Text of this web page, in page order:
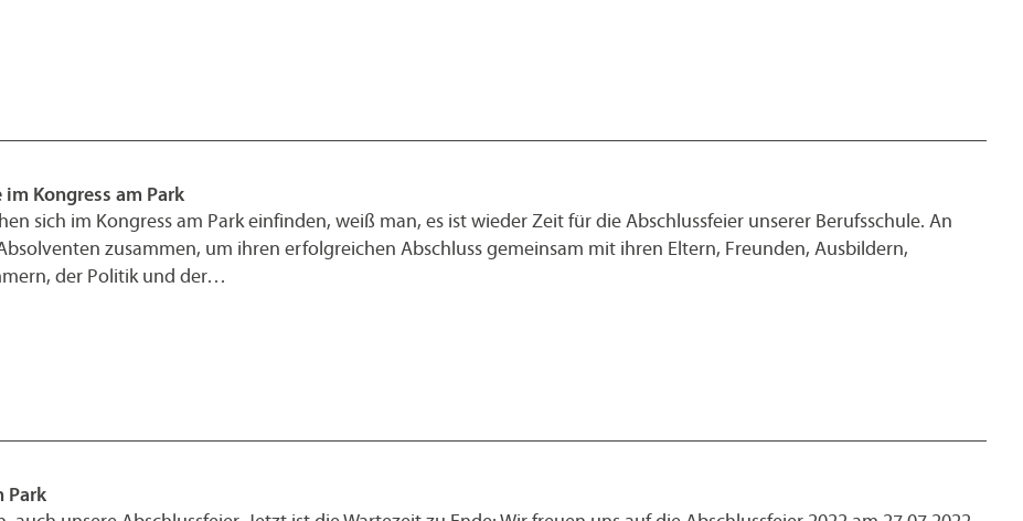
Kongress am Park
sich im Kongress am Park einfinden, weiß man, es ist wieder Zeit für die Abschlussfeier unserer Berufsschule. An
zusammen, um ihren erfolgreichen Abschluss gemeinsam mit ihren Eltern, Freunden, Ausbildern,
der Politik und der…
Park